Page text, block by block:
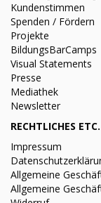
Kundenstimmen
Spenden / Fördern
Projekte
BildungsBarCamps
Visual Statements
Presse
Mediathek
Newsletter
RECHTLICHES ETC.
Impressum
Allgemeine
Allgemeine